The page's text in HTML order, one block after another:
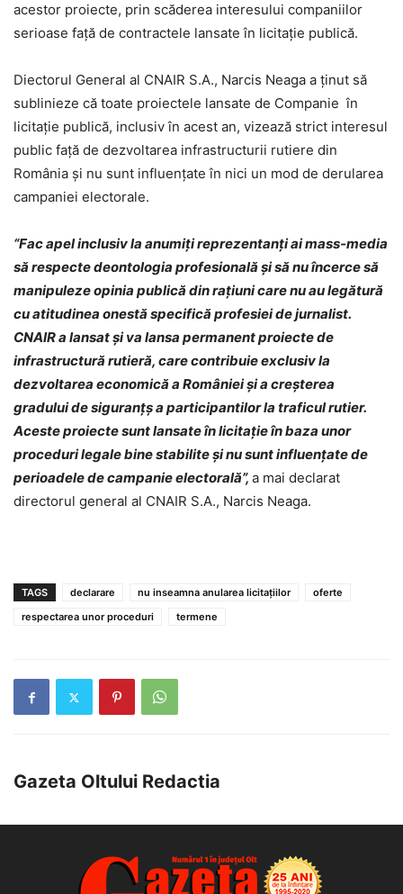
acestor proiecte, prin scăderea interesului companiilor
serioase față de contractele lansate în licitație publică.
Diectorul General al CNAIR S.A., Narcis Neaga a ținut să
sublinieze că toate proiectele lansate de Companie în
licitație publică, inclusiv în acest an, vizează strict interesul
public față de dezvoltarea infrastructurii rutiere din
România și nu sunt influențate în nici un mod de derularea
campaniei electorale.
“Fac apel inclusiv la anumiți reprezentanți ai mass-media
să respecte deontologia profesională și să nu încerce să
manipuleze opinia publică din rațiuni care nu au legătură
cu atitudinea onestă specifică profesiei de jurnalist.
CNAIR a lansat și va lansa permanent proiecte de
infrastructură rutieră, care contribuie exclusiv la
dezvoltarea economică a României și a creșterea
gradului de siguranțș a participantilor la traficul rutier.
Aceste proiecte sunt lansate în licitație în baza unor
proceduri legale bine stabilite și nu sunt influențate de
perioadele de campanie electorală”, a mai declarat
directorul general al CNAIR S.A., Narcis Neaga.
TAGS declarare nu inseamna anularea licitațiilor
oferte
respectarea unor proceduri
termene
Gazeta Oltului Redactia